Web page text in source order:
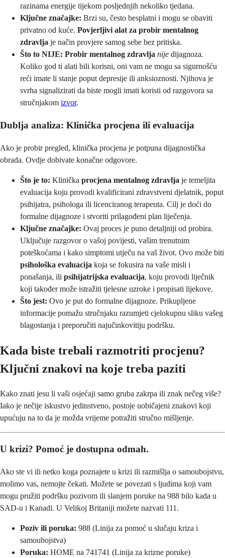
razinama energije tijekom posljednjih nekoliko tjedana.
Ključne značajke: Brzi su, često besplatni i mogu se obaviti
privatno od kuće. Povjerljivi alat za probir mentalnog
zdravlja je način provjere samog sebe bez pritiska.
Što to NIJE: Probir mentalnog zdravlja nije dijagnoza.
Koliko god ti alati bili korisni, oni vam ne mogu sa sigurnošću
reći imate li stanje poput depresije ili anksioznosti. Njihova je
svrha signalizirati da biste mogli imati koristi od razgovora sa
stručnjakom izvor.
Dublja analiza: Klinička procjena ili evaluacija
Ako je probir pregled, klinička procjena je potpuna dijagnostička
obrada. Ovdje dobivate konačne odgovore.
Što je to: Klinička procjena mentalnog zdravlja je temeljita
evaluacija koju provodi kvalificirani zdravstveni djelatnik, poput
psihijatra, psihologa ili licenciranog terapeuta. Cilj je doći do
formalne dijagnoze i stvoriti prilagođeni plan liječenja.
Ključne značajke: Ovaj proces je puno detaljniji od probira.
Uključuje razgovor o vašoj povijesti, vašim trenutnim
poteškoćama i kako simptomi utječu na vaš život. Ovo može biti
psihološka evaluacija koja se fokusira na vaše misli i
ponašanja, ili psihijatrijska evaluacija, koju provodi liječnik
koji također može istražiti tjelesne uzroke i propisati lijekove.
Što jest: Ovo je put do formalne dijagnoze. Prikupljene
informacije pomažu stručnjaku razumjeti cjelokupnu sliku vašeg
blagostanja i preporučiti najučinkovitiju podršku.
Kada biste trebali razmotriti procjenu?
Ključni znakovi na koje treba paziti
Kako znati jesu li vaši osjećaji samo gruba zakrpa ili znak nečeg više?
Iako je nečije iskustvo jedinstveno, postoje uobičajeni znakovi koji
upućuju na to da je možda vrijeme potražiti stručno mišljenje.
U krizi? Pomoć je dostupna odmah.
Ako ste vi ili netko koga poznajete u krizi ili razmišlja o samoubojstvu,
molimo vas, nemojte čekati. Možete se povezati s ljudima koji vam
mogu pružiti podršku pozivom ili slanjem poruke na 988 bilo kada u
SAD-u i Kanadi. U Velikoj Britaniji možete nazvati 111.
Poziv ili poruka: 988 (Linija za pomoć u slučaju kriza i
samoubojstva)
Poruka: HOME na 741741 (Linija za krizne poruke)